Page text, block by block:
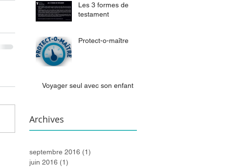
Les 3 formes de
testament
Protect-o-maître
Voyager seul avec son enfant
Archives
septembre 2016 (1)
juin 2016 (1)